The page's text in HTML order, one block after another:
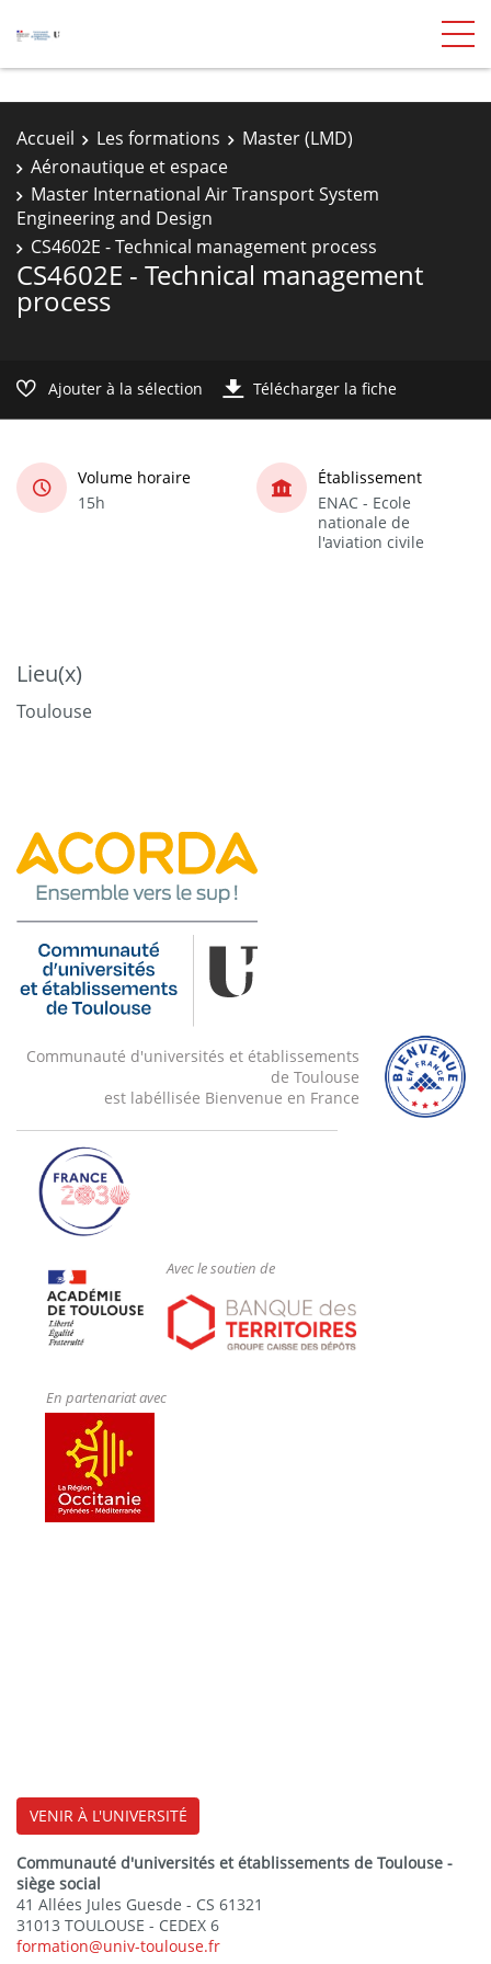
Accueil Les formations
Master (LMD)
Aéronautique et espace
Master International Air Transport System
Engineering and Design
CS4602E - Technical management process
CS4602E - Technical management
process
Ajouter à la sélection Télécharger la fiche
Volume horaire
15h
Établissement
ENAC - Ecole
nationale de
l'aviation civile
Lieu(x)
Toulouse
Communauté d'universités et établissements
de Toulouse
est labéllisée Bienvenue en France
Avec le soutien de
En partenariat avec
VENIR À L'UNIVERSITÉ
Communauté d'universités et établissements de Toulouse -
siège social
41 Allées Jules Guesde - CS 61321
31013 TOULOUSE - CEDEX 6
formation@univ-toulouse.fr